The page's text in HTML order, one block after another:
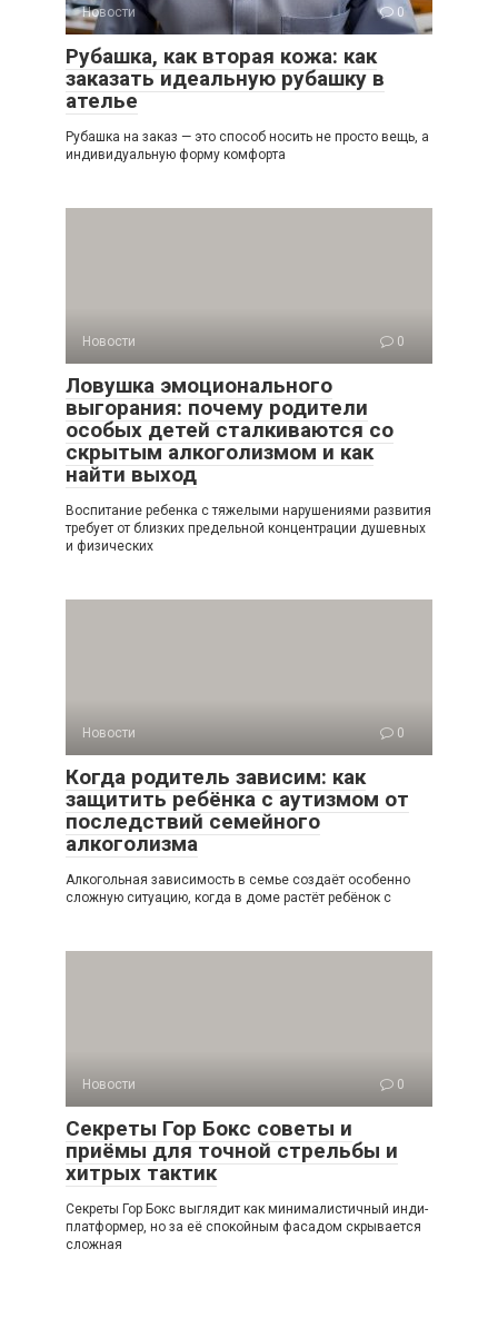
Новости 0
Рубашка, как вторая кожа: как
заказать идеальную рубашку в
ателье
Рубашка на заказ — это способ носить не просто вещь, а
индивидуальную форму комфорта
Новости 0
Ловушка эмоционального
выгорания: почему родители
особых детей сталкиваются со
скрытым алкоголизмом и как
найти выход
Воспитание ребенка с тяжелыми нарушениями развития
требует от близких предельной концентрации душевных
и физических
Новости 0
Когда родитель зависим: как
защитить ребёнка с аутизмом от
последствий семейного
алкоголизма
Алкогольная зависимость в семье создаёт особенно
сложную ситуацию, когда в доме растёт ребёнок с
Новости 0
Секреты Гор Бокс советы и
приёмы для точной стрельбы и
хитрых тактик
Секреты Гор Бокс выглядит как минималистичный инди-
платформер, но за её спокойным фасадом скрывается
сложная